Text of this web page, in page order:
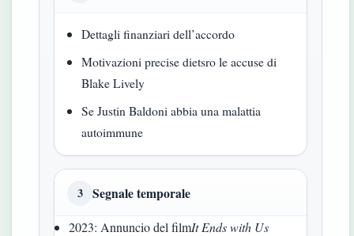
Dettagli finanziari dell’accordo
Motivazioni precise dietsro le accuse di
Blake Lively
Se Justin Baldoni abbia una malattia
autoimmune
3 Segnale temporale
2023: Annuncio del filmIt Ends with Us